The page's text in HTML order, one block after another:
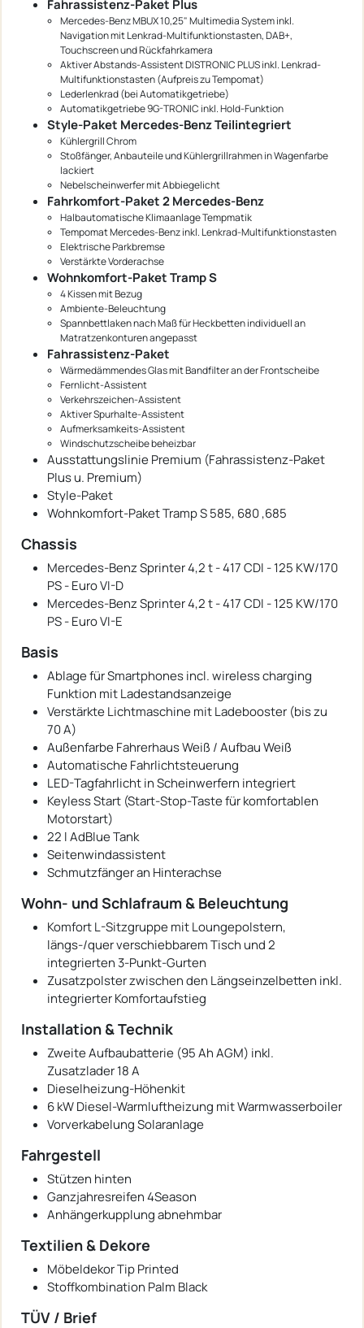
Fahrassistenz-Paket Plus
Mercedes-Benz MBUX 10,25" Multimedia System inkl.
Navigation mit Lenkrad-Multifunktionstasten, DAB+,
Touchscreen und Rückfahrkamera
Aktiver Abstands-Assistent DISTRONIC PLUS inkl. Lenkrad-
Multifunktionstasten (Aufpreis zu Tempomat)
Lederlenkrad (bei Automatikgetriebe)
Automatikgetriebe 9G-TRONIC inkl. Hold-Funktion
Style-Paket Mercedes-Benz Teilintegriert
Kühlergrill Chrom
Stoßfänger, Anbauteile und Kühlergrillrahmen in Wagenfarbe
lackiert
Nebelscheinwerfer mit Abbiegelicht
Fahrkomfort-Paket 2 Mercedes-Benz
Halbautomatische Klimaanlage Tempmatik
Tempomat Mercedes-Benz inkl. Lenkrad-Multifunktionstasten
Elektrische Parkbremse
Verstärkte Vorderachse
Wohnkomfort-Paket Tramp S
4 Kissen mit Bezug
Ambiente-Beleuchtung
Spannbettlaken nach Maß für Heckbetten individuell an
Matratzenkonturen angepasst
Fahrassistenz-Paket
Wärmedämmendes Glas mit Bandfilter an der Frontscheibe
Fernlicht-Assistent
Verkehrszeichen-Assistent
Aktiver Spurhalte-Assistent
Aufmerksamkeits-Assistent
Windschutzscheibe beheizbar
Ausstattungslinie Premium (Fahrassistenz-Paket
Plus u. Premium)
Style-Paket
Wohnkomfort-Paket Tramp S 585, 680 ,685
Chassis
Mercedes-Benz Sprinter 4,2 t - 417 CDI - 125 KW/170
PS - Euro VI-D
Mercedes-Benz Sprinter 4,2 t - 417 CDI - 125 KW/170
PS - Euro VI-E
Basis
Ablage für Smartphones incl. wireless charging
Funktion mit Ladestandsanzeige
Verstärkte Lichtmaschine mit Ladebooster (bis zu
70 A)
Außenfarbe Fahrerhaus Weiß / Aufbau Weiß
Automatische Fahrlichtsteuerung
LED-Tagfahrlicht in Scheinwerfern integriert
Keyless Start (Start-Stop-Taste für komfortablen
Motorstart)
22 l AdBlue Tank
Seitenwindassistent
Schmutzfänger an Hinterachse
Wohn- und Schlafraum & Beleuchtung
Komfort L-Sitzgruppe mit Loungepolstern,
längs-/quer verschiebbarem Tisch und 2
integrierten 3-Punkt-Gurten
Zusatzpolster zwischen den Längseinzelbetten inkl.
integrierter Komfortaufstieg
Installation & Technik
Zweite Aufbaubatterie (95 Ah AGM) inkl.
Zusatzlader 18 A
Dieselheizung-Höhenkit
6 kW Diesel-Warmluftheizung mit Warmwasserboiler
Vorverkabelung Solaranlage
Fahrgestell
Stützen hinten
Ganzjahresreifen 4Season
Anhängerkupplung abnehmbar
Textilien & Dekore
Möbeldekor Tip Printed
Stoffkombination Palm Black
TÜV / Brief